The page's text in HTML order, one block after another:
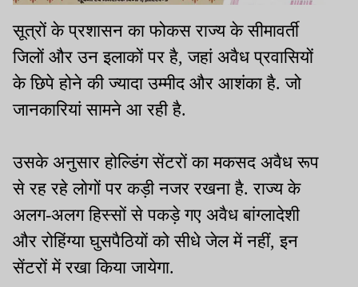
सूत्रों के प्रशासन का फोकस राज्य के सीमावर्ती
जिलों और उन इलाकों पर है, जहां अवैध प्रवासियों
के छिपे होने की ज्यादा उम्मीद और आशंका है. जो
जानकारियां सामने आ रही है.
उसके अनुसार होल्डिंग सेंटरों का मकसद अवैध रूप
से रह रहे लोगों पर कड़ी नजर रखना है. राज्य के
अलग-अलग हिस्सों से पकड़े गए अवैध बांग्लादेशी
और रोहिंग्या घुसपैठियों को सीधे जेल में नहीं, इन
सेंटरों में रखा किया जायेगा.